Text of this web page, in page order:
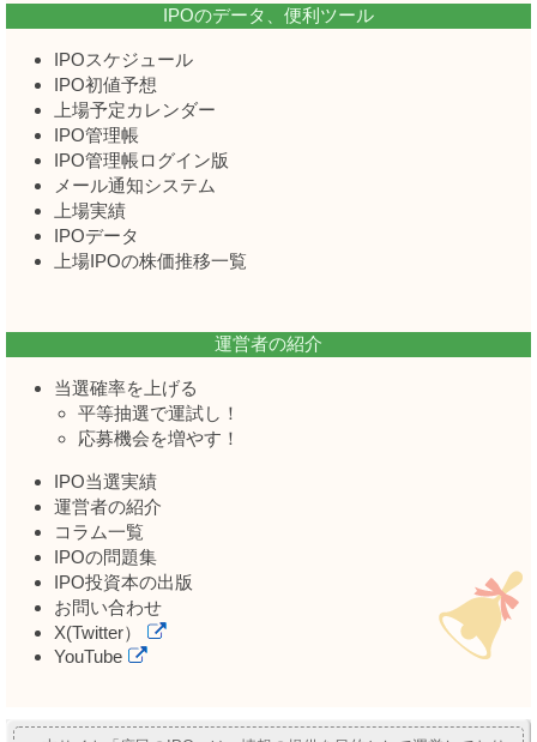
IPOのデータ、便利ツール
IPOスケジュール
IPO初値予想
上場予定カレンダー
IPO管理帳
IPO管理帳ログイン版
メール通知システム
上場実績
IPOデータ
上場IPOの株価推移一覧
運営者の紹介
当選確率を上げる
平等抽選で運試し！
応募機会を増やす！
IPO当選実績
運営者の紹介
コラム一覧
IPOの問題集
IPO投資本の出版
お問い合わせ
X(Twitter）
YouTube